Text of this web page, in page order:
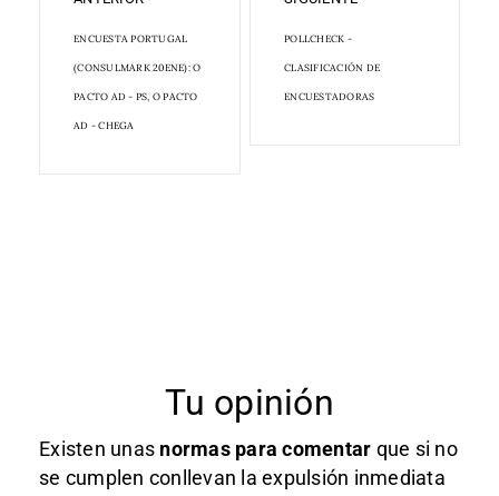
ENCUESTA PORTUGAL
(CONSULMARK 20ENE): O
PACTO AD - PS, O PACTO
AD - CHEGA
POLLCHECK -
CLASIFICACIÓN DE
ENCUESTADORAS
Tu opinión
Existen unas normas para comentar que si no
se cumplen conllevan la expulsión inmediata